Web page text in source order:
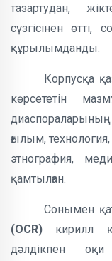
тазартудан,
сүзгісінен өтті,
құрылымданды.
Корпусқа
көрсететін
диаспораларының
ғылым,
этнография,
қамтылған.
Сонымен
(OCR) кирилл
дәлдікпен